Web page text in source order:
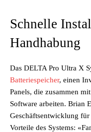
Schnelle
Handhabung
Das DELTA Pro Ultra X
Batteriespeicher, einen
Panels, die zusammen
Software arbeiten. Brian
Geschäftsentwicklung
Vorteile des Systems: